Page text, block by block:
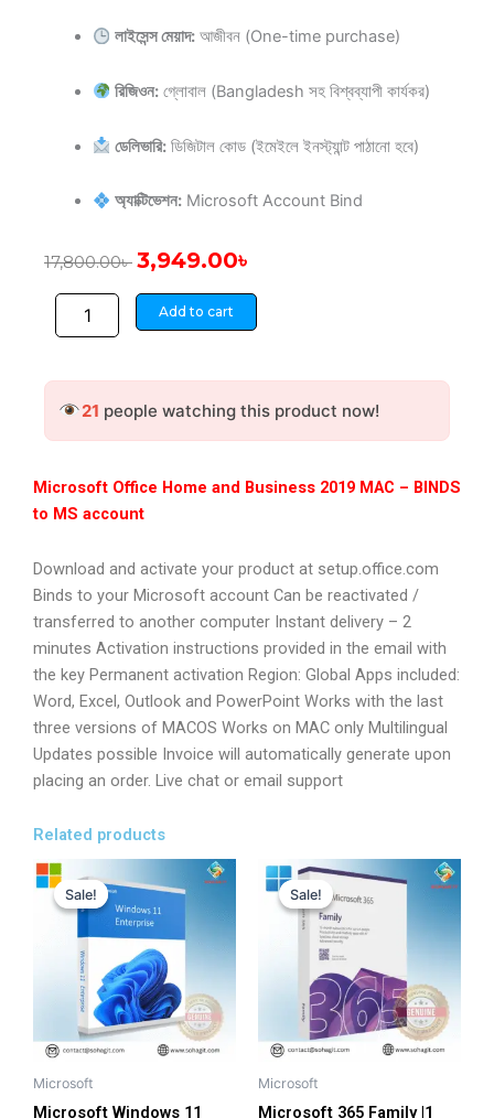
লাইসেন্স মেয়াদ: আজীবন (One-time purchase)
রিজিওন: গ্লোবাল (Bangladesh সহ বিশ্বব্যাপী কার্যকর)
ডেলিভারি: ডিজিটাল কোড (ইমেইলে ইনস্ট্যান্ট পাঠানো হবে)
অ্যাক্টিভেশন: Microsoft Account Bind
17,800.00৳ Original
was:
17,800.00৳ .
3,949.00৳
3,949.00৳ .
Microsoft
Office
2019
Add to cart
21 people watching this product now!
Microsoft Office Home and Business 2019 MAC – BINDS
to MS account
Download and activate your product at setup.office.com
Binds to your Microsoft account Can be reactivated /
transferred to another computer Instant delivery – 2
minutes Activation instructions provided in the email with
the key Permanent activation Region: Global Apps included:
Word, Excel, Outlook and PowerPoint Works with the last
three versions of MACOS Works on MAC only Multilingual
Updates possible Invoice will automatically generate upon
placing an order. Live chat or email support
Related products
Sale!
Sale!
Microsoft
Microsoft Windows 11
price
was:
7,200.00৳ .
Current
price
3,415.00৳ .
Sale!
Sale!
Microsoft
Microsoft 365 Family |1
Original
was:
18,900.00৳ .
Current
price